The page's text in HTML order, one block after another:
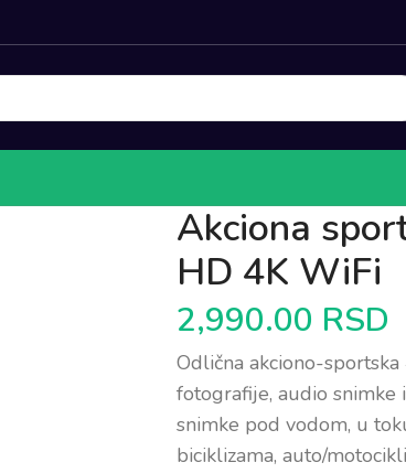
Akciona
HD 4K WiFi
2,990.00 RSD
Odlična akciono-
fotografije, audio snimke
snimke pod vodom, u
biciklizama, auto/